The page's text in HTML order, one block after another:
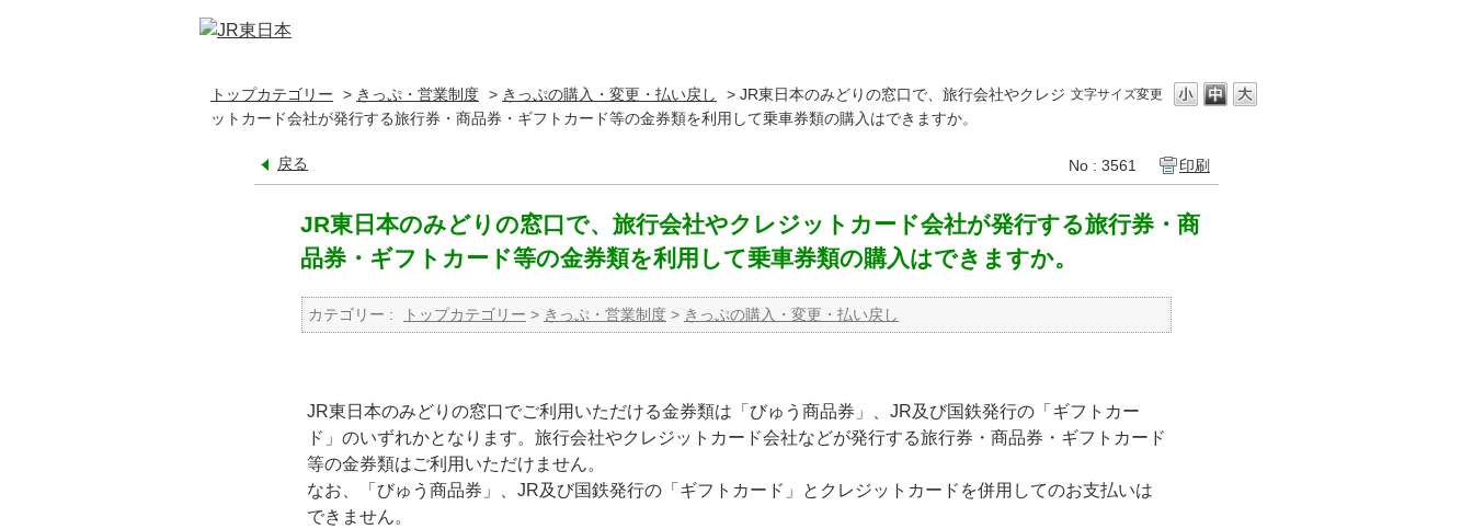
文字サイズ変更
トップカテゴリー > きっぷ・営業制度 > きっぷの購入・変更・払い戻し > JR東日本のみどりの窓口で、旅行会社やクレジ
ットカード会社が発行する旅行券・商品券・ギフトカード等の金券類を利用して乗車券類の購入はできますか。
戻る No : 3561 印刷
JR東日本のみどりの窓口で、旅行会社やクレジットカード会社が発行する旅行券・商
品券・ギフトカード等の金券類を利用して乗車券類の購入はできますか。
カテゴリー : トップカテゴリー > きっぷ・営業制度 > きっぷの購入・変更・払い戻し
JR東日本のみどりの窓口でご利用いただける金券類は「びゅう商品券」、JR及び国鉄発行の「ギフトカー
ド」のいずれかとなります。旅行会社やクレジットカード会社などが発行する旅行券・商品券・ギフトカード
等の金券類はご利用いただけません。
なお、「びゅう商品券」、JR及び国鉄発行の「ギフトカード」とクレジットカードを併用してのお支払いは
できません。